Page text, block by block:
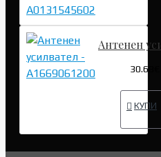
Антенен
30.68€
КУПИ